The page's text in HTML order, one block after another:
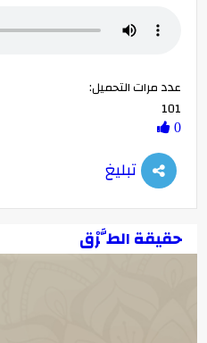
عدد مرات التحميل:
101
0
تبليغ
حقيقة الطَّرْق